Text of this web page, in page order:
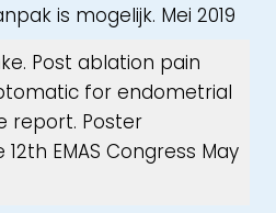
is mogelijk. Mei 2019
Post ablation pain
for endometrial
report. Poster
EMAS Congress May